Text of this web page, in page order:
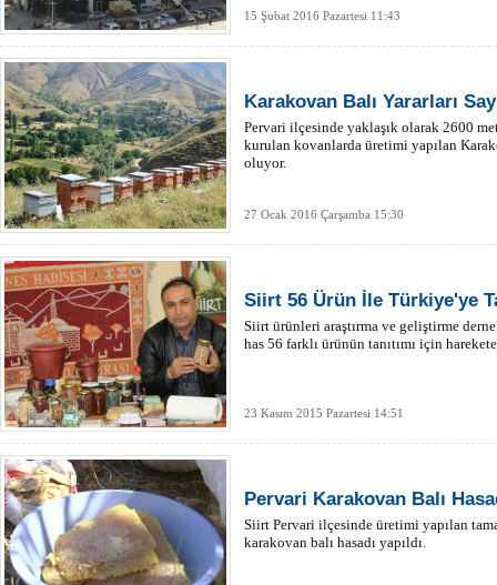
15 Şubat 2016 Pazartesi 11:43
Karakovan Balı Yararları
Pervari ilçesinde yaklaşık olarak 2600
kurulan kovanlarda üretimi yapılan
oluyor.
27 Ocak 2016 Çarşamba 15:30
Siirt 56 Ürün İle Türkiye'ye
Siirt ürünleri araştırma ve geliştirme
has 56 farklı ürünün tanıtımı için
23 Kasım 2015 Pazartesi 14:51
Pervari Karakovan Balı
Siirt Pervari ilçesinde üretimi yapılan
karakovan balı hasadı yapıldı.